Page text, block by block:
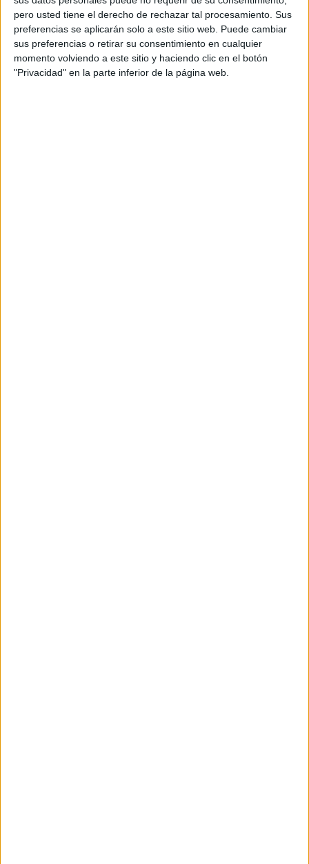
pero usted tiene el derecho de rechazar tal procesamiento. Sus
preferencias se aplicarán solo a este sitio web. Puede cambiar
sus preferencias o retirar su consentimiento en cualquier
momento volviendo a este sitio y haciendo clic en el botón
"Privacidad" en la parte inferior de la página web.